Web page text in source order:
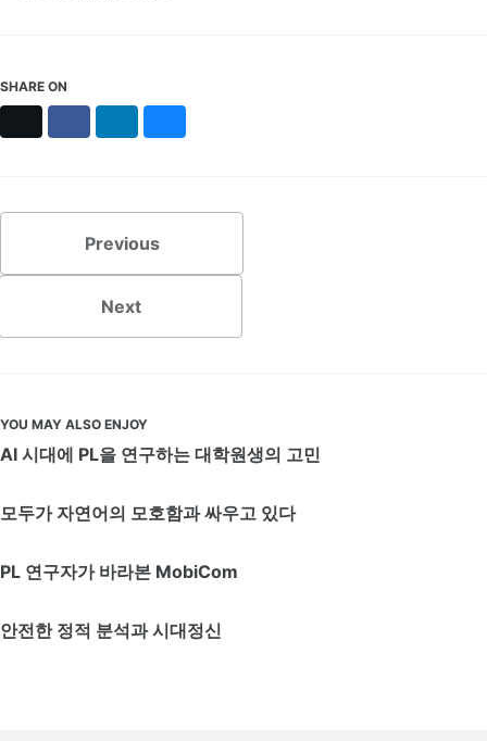
SHARE ON
Previous
Next
YOU MAY ALSO ENJOY
AI 시대에 PL을 연구하는 대학원생의 고민
모두가 자연어의 모호함과 싸우고 있다
PL 연구자가 바라본 MobiCom
안전한 정적 분석과 시대정신